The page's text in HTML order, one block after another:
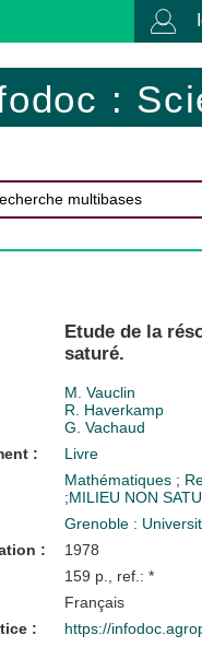
:
Etude de la
saturé.
M. Vauclin
R. Haverkamp
G. Vachaud
:
Livre
Mathématiques ;
;MILIEU NON
Grenoble :
:
1978
159 p., ref.: *
Français
:
https://